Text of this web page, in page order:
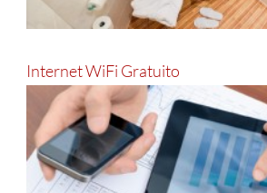
Internet WiFi Gratuito